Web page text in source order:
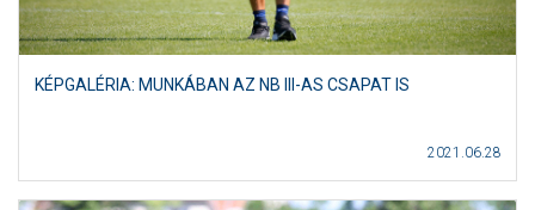
KÉPGALÉRIA: MUNKÁBAN AZ NB III-AS CSAPAT IS
2021.06.28